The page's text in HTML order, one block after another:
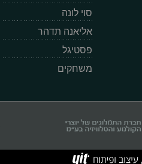
סוי לונה
אליאנה תדהר
פסטיגל
משחקים